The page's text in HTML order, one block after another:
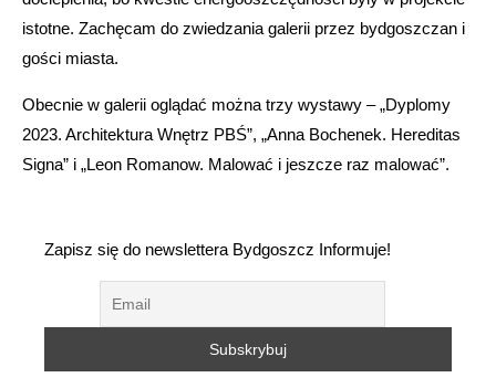
istotne. Zachęcam do zwiedzania galerii przez bydgoszczan i
gości miasta.
Obecnie w galerii oglądać można trzy wystawy – „Dyplomy
2023. Architektura Wnętrz PBŚ”, „Anna Bochenek. Hereditas
Signa” i „Leon Romanow. Malować i jeszcze raz malować”.
Zapisz się do newslettera Bydgoszcz Informuje!